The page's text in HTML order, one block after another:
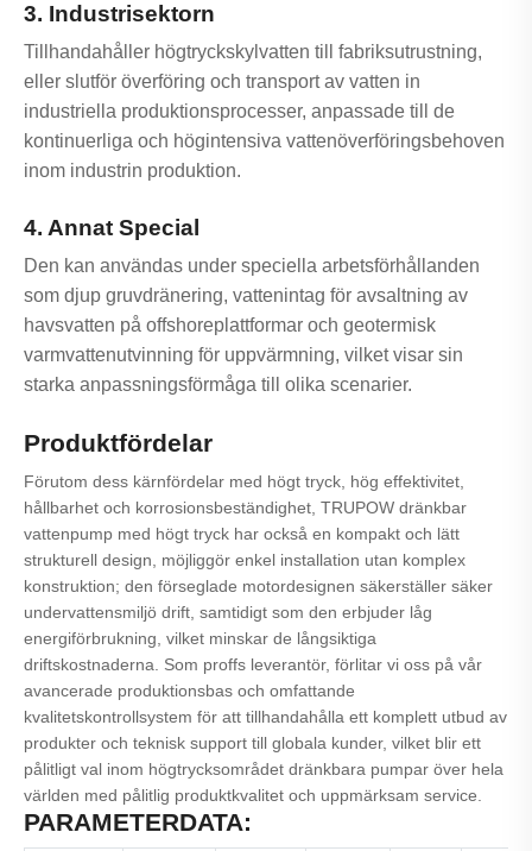
3. Industrisektorn
Tillhandahåller högtryckskylvatten till fabriksutrustning,
eller slutför överföring och transport av vatten in
industriella produktionsprocesser, anpassade till de
kontinuerliga och högintensiva vattenöverföringsbehoven
inom industrin produktion.
4. Annat Special
Den kan användas under speciella arbetsförhållanden
som djup gruvdränering, vattenintag för avsaltning av
havsvatten på offshoreplattformar och geotermisk
varmvattenutvinning för uppvärmning, vilket visar sin
starka anpassningsförmåga till olika scenarier.
Produktfördelar
Förutom dess kärnfördelar med högt tryck, hög effektivitet,
hållbarhet och korrosionsbeständighet, TRUPOW dränkbar
vattenpump med högt tryck har också en kompakt och lätt
strukturell design, möjliggör enkel installation utan komplex
konstruktion; den förseglade motordesignen säkerställer säker
undervattensmiljö drift, samtidigt som den erbjuder låg
energiförbrukning, vilket minskar de långsiktiga
driftskostnaderna. Som proffs leverantör, förlitar vi oss på vår
avancerade produktionsbas och omfattande
kvalitetskontrollsystem för att tillhandahålla ett komplett utbud av
produkter och teknisk support till globala kunder, vilket blir ett
pålitligt val inom högtrycksområdet dränkbara pumpar över hela
världen med pålitlig produktkvalitet och uppmärksam service.
PARAMETERDATA: